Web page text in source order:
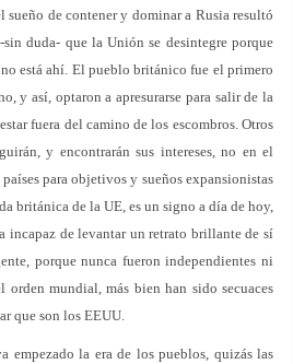
sueño de contener y dominar a Rusia resultó
duda- que la Unión se desintegre porque
está ahí. El pueblo británico fue el primero
y así, optaron a apresurarse para salir de la
fuera del camino de los escombros. Otros
y encontrarán sus intereses, no en el
para objetivos y sueños expansionistas
británica de la UE, es un signo a día de hoy,
incapaz de levantar un retrato brillante de sí
porque nunca fueron independientes ni
mundial, más bien han sido secuaces
que son los EEUU.
empezado la era de los pueblos, quizás las